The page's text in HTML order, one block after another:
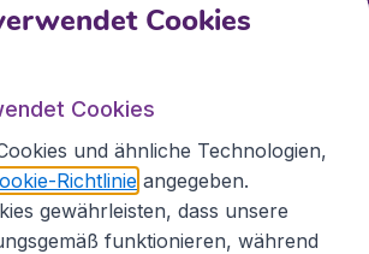
Cookies
Cookies
und ähnliche Technologien,
Richtlinie angegeben.
gewährleisten, dass unsere
funktionieren, während